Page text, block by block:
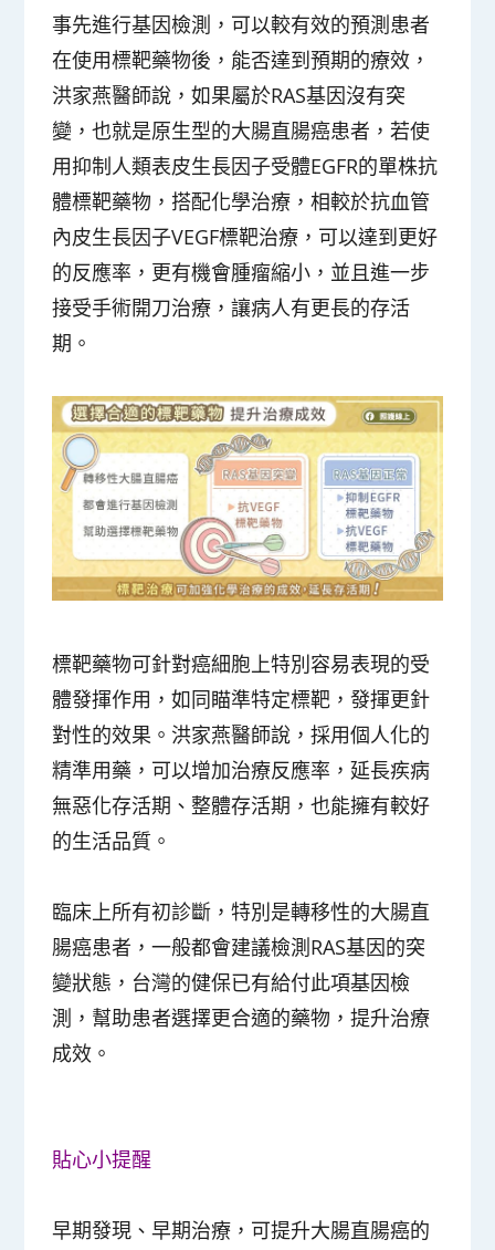
事先進行基因檢測，可以較有效的預測患者
在使用標靶藥物後，能否達到預期的療效，
洪家燕醫師說，如果屬於RAS基因沒有突
變，也就是原生型的大腸直腸癌患者，若使
用抑制人類表皮生長因子受體EGFR的單株抗
體標靶藥物，搭配化學治療，相較於抗血管
內皮生長因子VEGF標靶治療，可以達到更好
的反應率，更有機會腫瘤縮小，並且進一步
接受手術開刀治療，讓病人有更長的存活
期。
標靶藥物可針對癌細胞上特別容易表現的受
體發揮作用，如同瞄準特定標靶，發揮更針
對性的效果。洪家燕醫師說，採用個人化的
精準用藥，可以增加治療反應率，延長疾病
無惡化存活期、整體存活期，也能擁有較好
的生活品質。
臨床上所有初診斷，特別是轉移性的大腸直
腸癌患者，一般都會建議檢測RAS基因的突
變狀態，台灣的健保已有給付此項基因檢
測，幫助患者選擇更合適的藥物，提升治療
成效。
貼心小提醒
早期發現、早期治療，可提升大腸直腸癌的